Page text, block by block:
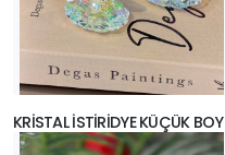
KRİSTAL İSTİRİDYE KÜÇÜK BOY